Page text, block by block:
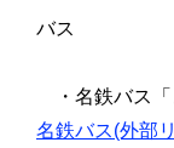
バス
・名鉄バス「
名鉄バス(外部